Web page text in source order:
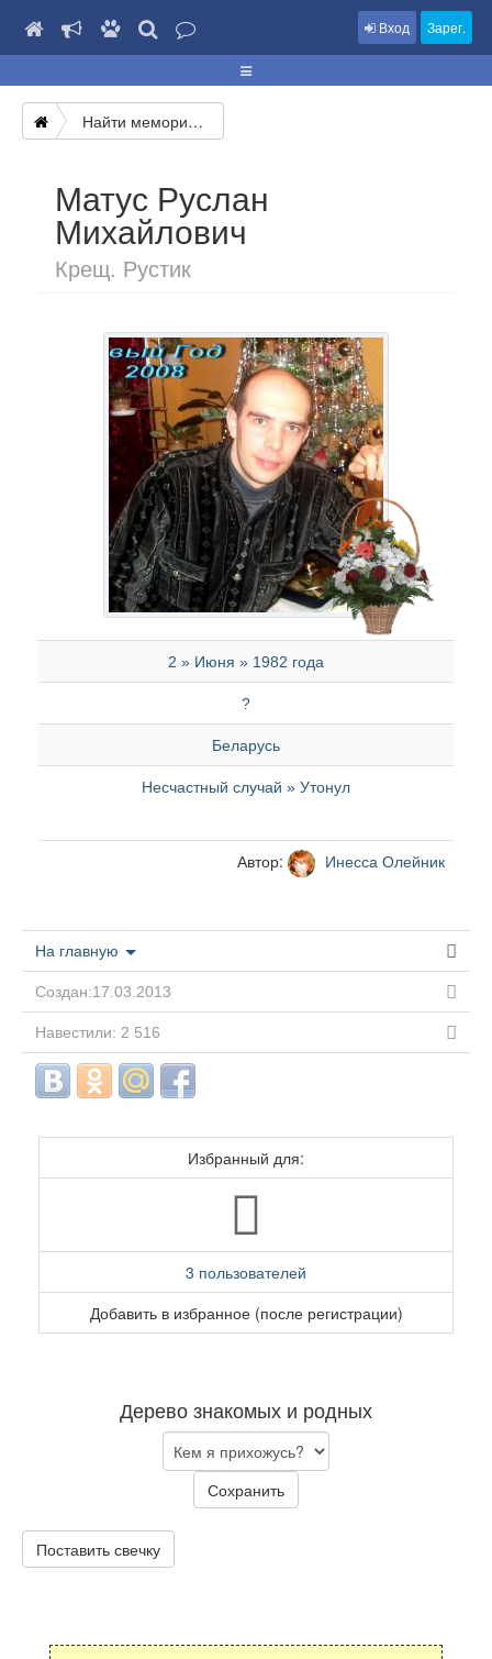
Вход Зарег.
Найти мемориал
Матус Руслан
Михайлович
Крещ. Рустик
2 » Июня » 1982 года
?
Беларусь
Несчастный случай » Утонул
Автор: Инесса Олейник
На главную
Создан:17.03.2013
Навестили: 2 516
Избранный для:
3 пользователей
Добавить в избранное (после регистрации)
Дерево знакомых и родных
Сохранить
Поставить свечку